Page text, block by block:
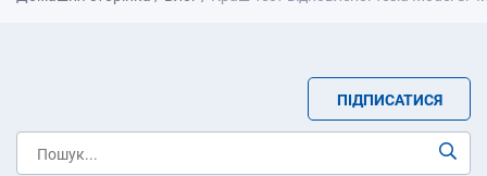
ПІДПИСАТИСЯ